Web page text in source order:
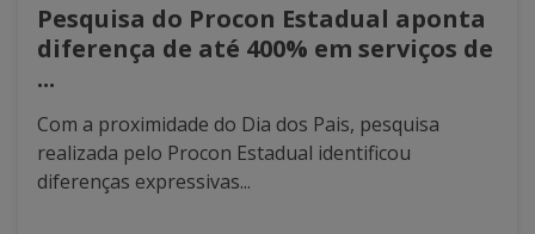
Pesquisa do Procon Estadual aponta
diferença de até 400% em serviços de
...
Com a proximidade do Dia dos Pais, pesquisa
realizada pelo Procon Estadual identificou
diferenças expressivas...